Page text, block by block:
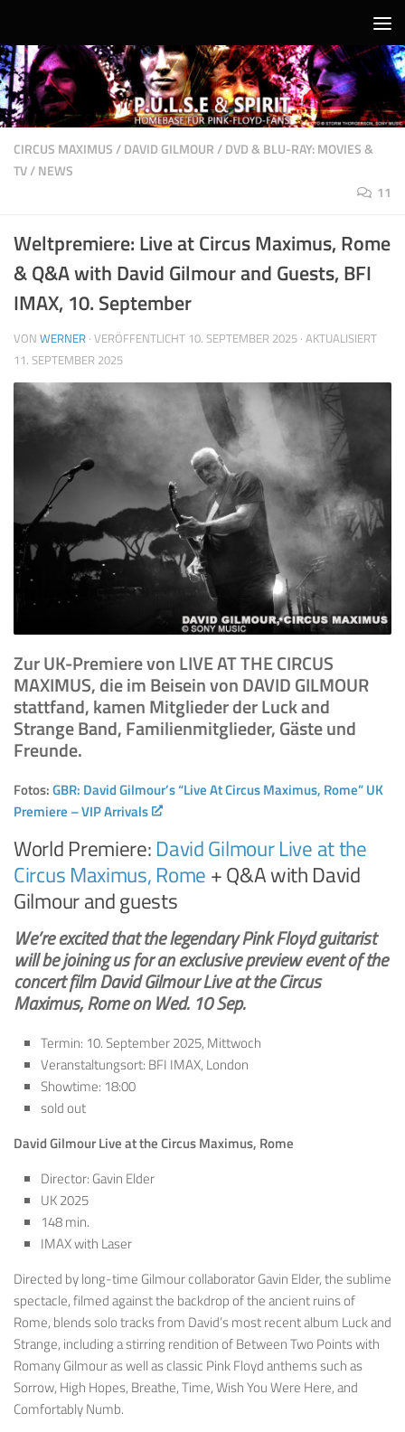
CIRCUS MAXIMUS/DAVID GILMOUR/DVD & BLU-RAY: MOVIES &
TV/NEWS
11
Weltpremiere: Live at Circus Maximus, Rome
& Q&A with David Gilmour and Guests, BFI
IMAX, 10. September
VON WERNER · VERÖFFENTLICHT 10. SEPTEMBER 2025 · AKTUALISIERT
11. SEPTEMBER 2025
Zur UK-Premiere von LIVE AT THE CIRCUS
MAXIMUS, die im Beisein von DAVID GILMOUR
stattfand, kamen Mitglieder der Luck and
Strange Band, Familienmitglieder, Gäste und
Freunde.
Fotos:GBR: David Gilmour’s “Live At Circus Maximus, Rome” UK
Premiere – VIP Arrivals
World Premiere: David Gilmour Live at the
Circus Maximus, Rome + Q&A with David
Gilmour and guests
We’re excited that the legendary Pink Floyd guitarist
will be joining us for an exclusive preview event of the
concert film David Gilmour Live at the Circus
Maximus, Rome on Wed. 10 Sep.
Termin: 10. September 2025, Mittwoch
Veranstaltungsort: BFI IMAX, London
Showtime: 18:00
sold out
David Gilmour Live at the Circus Maximus, Rome
Director: Gavin Elder
UK 2025
148 min.
IMAX with Laser
Directed by long-time Gilmour collaborator Gavin Elder, the sublime
spectacle, filmed against the backdrop of the ancient ruins of
Rome, blends solo tracks from David’s most recent album Luck and
Strange, including a stirring rendition of Between Two Points with
Romany Gilmour as well as classic Pink Floyd anthems such as
Sorrow, High Hopes, Breathe, Time, Wish You Were Here, and
Comfortably Numb.